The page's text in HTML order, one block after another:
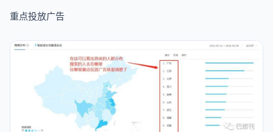
重点投放广告